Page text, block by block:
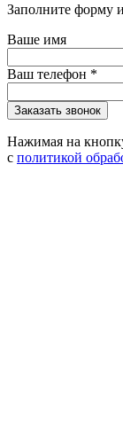
Заполните форму
Ваше имя
Ваш телефон *
Нажимая на
с политикой